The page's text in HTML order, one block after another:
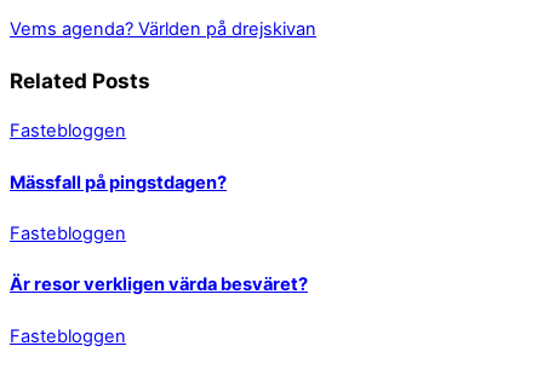
Vems agenda? Världen på drejskivan
Related Posts
Fastebloggen
Mässfall på pingstdagen?
Fastebloggen
Är resor verkligen värda besväret?
Fastebloggen